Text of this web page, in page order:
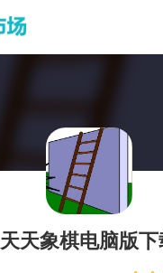
天天象棋电脑版下